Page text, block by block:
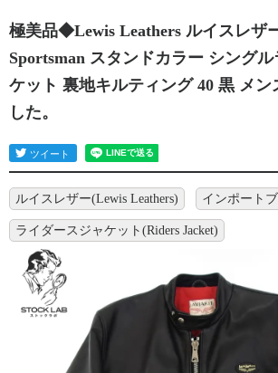
極美品◆Lewis Leathers ルイスレザ
Sportsman スタンドカラー シング
ケット 裏地キルティング 40 黒 メン
した。
ルイスレザー(Lewis Leathers) インポート
ライダースジャケット(Riders Jacket)